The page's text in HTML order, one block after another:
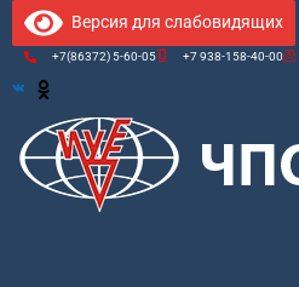
Версия для слабовидящих
+7(86372) 5-60-05 +7 938-158-40-00